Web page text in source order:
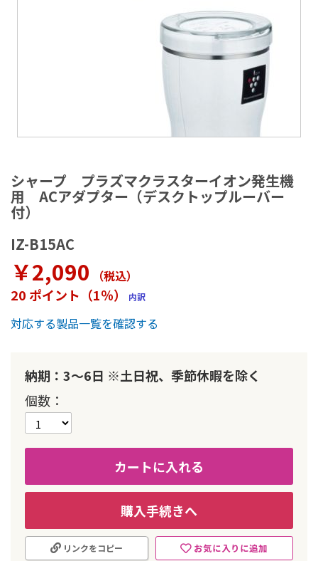
シャープ プラズマクラスターイオン発生機
用 ACアダプター（デスクトップルーバー
付）
IZ-B15AC
￥2,090 （税込）
20 ポイント（1％） 内訳
対応する製品一覧を確認する
納期：3～6日 ※土日祝、季節休暇を除く
個数
カートに入れる
購入手続きへ
お気に入りに追加
リンクをコピー
メ
ー
ジ
ギ
ラ
ー
最
初
に
す
る